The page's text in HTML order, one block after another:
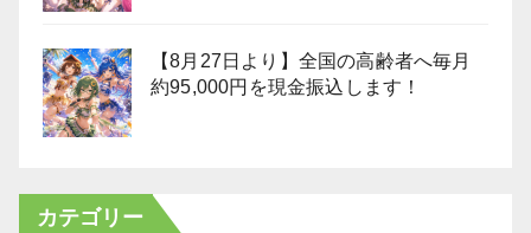
【8月27日より】全国の高齢者へ毎月
約95,000円を現金振込します！
カテゴリー